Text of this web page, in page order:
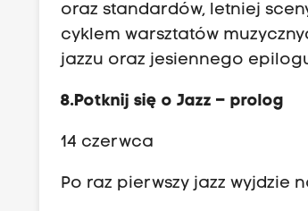
oraz standardów, letniej
cyklem warsztatów
jazzu oraz jesiennego
8.Potknij się o Jazz – prolog
14 czerwca
Po raz pierwszy jazz wyjdzie